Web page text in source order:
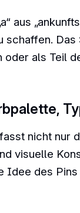
aus
schaffen. Das
als Teil
nicht nur
visuelle
des